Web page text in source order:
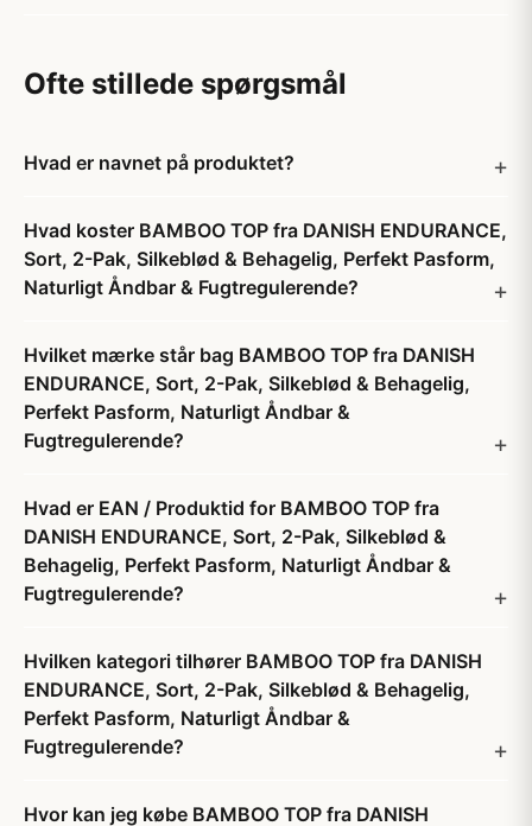
Ofte stillede spørgsmål
Hvad er navnet på produktet?
Hvad koster BAMBOO TOP fra DANISH ENDURANCE,
Sort, 2-Pak, Silkeblød & Behagelig, Perfekt Pasform,
Naturligt Åndbar & Fugtregulerende?
Hvilket mærke står bag BAMBOO TOP fra DANISH
ENDURANCE, Sort, 2-Pak, Silkeblød & Behagelig,
Perfekt Pasform, Naturligt Åndbar &
Fugtregulerende?
Hvad er EAN / Produktid for BAMBOO TOP fra
DANISH ENDURANCE, Sort, 2-Pak, Silkeblød &
Behagelig, Perfekt Pasform, Naturligt Åndbar &
Fugtregulerende?
Hvilken kategori tilhører BAMBOO TOP fra DANISH
ENDURANCE, Sort, 2-Pak, Silkeblød & Behagelig,
Perfekt Pasform, Naturligt Åndbar &
Fugtregulerende?
Hvor kan jeg købe BAMBOO TOP fra DANISH